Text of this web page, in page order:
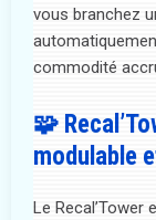
vous branchez
commodité
🧩
modulable
Le